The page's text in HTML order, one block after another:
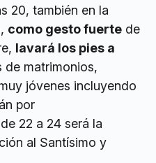
20, también en la
como gesto fuerte de
lavará los pies a
de matrimonios,
jóvenes incluyendo
por
22 a 24 será la
al Santísimo y